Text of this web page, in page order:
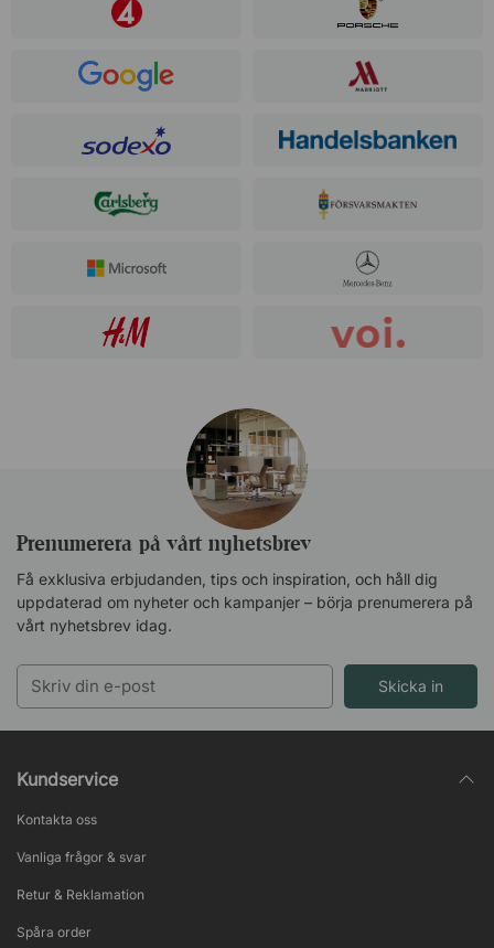
Prenumerera på vårt nyhetsbrev
Få exklusiva erbjudanden, tips och inspiration, och håll dig
uppdaterad om nyheter och kampanjer – börja prenumerera på
vårt nyhetsbrev idag.
Skicka in
Kundservice
Kontakta oss
Vanliga frågor & svar
Retur & Reklamation
Spåra order